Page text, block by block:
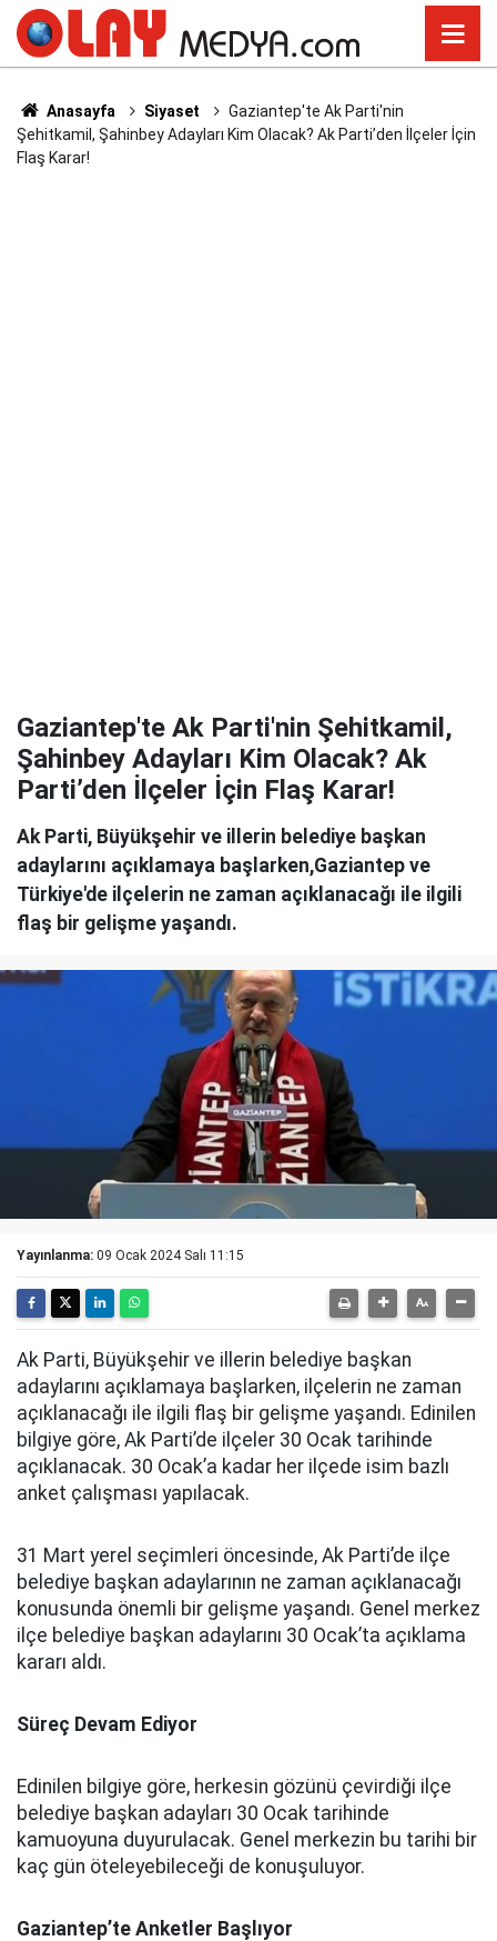
Anasayfa Siyaset
Gaziantep'te Ak Parti'nin
Şehitkamil, Şahinbey Adayları Kim Olacak? Ak Parti’den İlçeler İçin
Flaş Karar!
Gaziantep'te Ak Parti'nin Şehitkamil,
Şahinbey Adayları Kim Olacak? Ak
Parti’den İlçeler İçin Flaş Karar!
Ak Parti, Büyükşehir ve illerin belediye başkan
adaylarını açıklamaya başlarken,Gaziantep ve
Türkiye'de ilçelerin ne zaman açıklanacağı ile ilgili
flaş bir gelişme yaşandı.
Yayınlanma: 09 Ocak 2024 Salı 11:15
Ak Parti, Büyükşehir ve illerin belediye başkan
adaylarını açıklamaya başlarken, ilçelerin ne zaman
açıklanacağı ile ilgili flaş bir gelişme yaşandı. Edinilen
bilgiye göre, Ak Parti’de ilçeler 30 Ocak tarihinde
açıklanacak. 30 Ocak’a kadar her ilçede isim bazlı
anket çalışması yapılacak.
31 Mart yerel seçimleri öncesinde, Ak Parti’de ilçe
belediye başkan adaylarının ne zaman açıklanacağı
konusunda önemli bir gelişme yaşandı. Genel merkez
ilçe belediye başkan adaylarını 30 Ocak’ta açıklama
kararı aldı.
Süreç Devam Ediyor
Edinilen bilgiye göre, herkesin gözünü çevirdiği ilçe
belediye başkan adayları 30 Ocak tarihinde
kamuoyuna duyurulacak. Genel merkezin bu tarihi bir
kaç gün öteleyebileceği de konuşuluyor.
Gaziantep’te Anketler Başlıyor